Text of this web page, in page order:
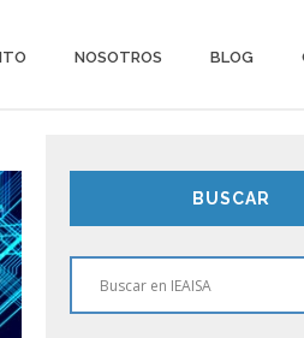
NOSOTROS BLOG
BUSCAR